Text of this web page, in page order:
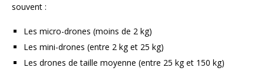
souvent :
Les micro-drones (moins de 2 kg)
Les mini-drones (entre 2 kg et 25 kg)
Les drones de taille moyenne (entre 25 kg et 150 kg)